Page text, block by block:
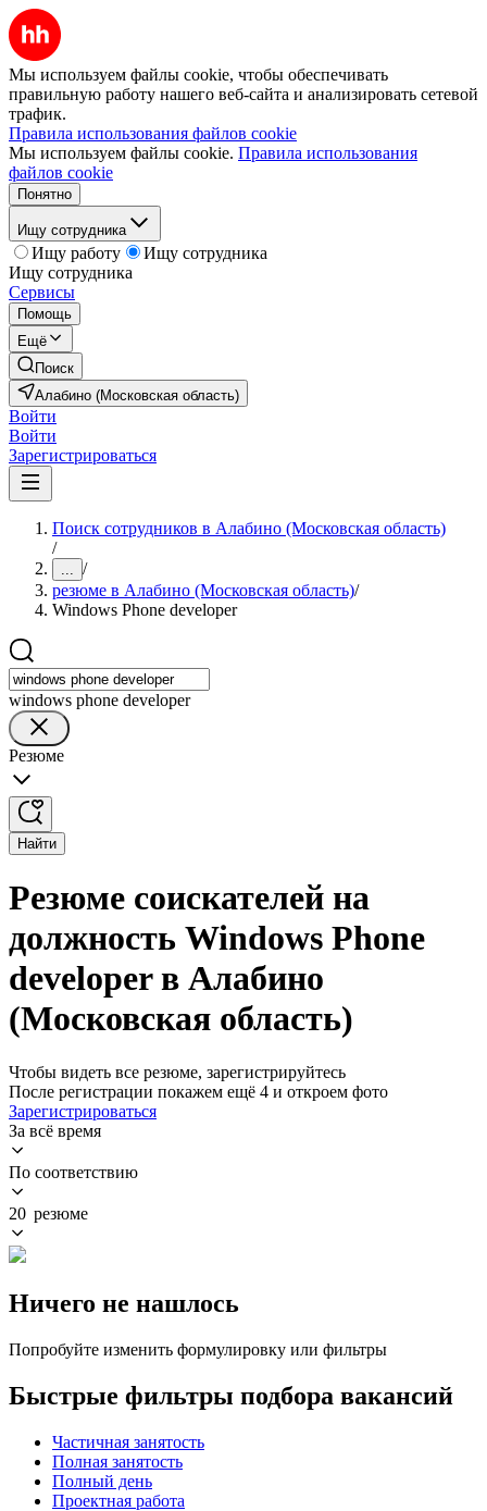
Мы используем файлы cookie, чтобы обеспечивать
правильную работу нашего веб-сайта и анализировать сетевой
трафик.
Правила использования файлов cookie
Мы используем файлы cookie. Правила использования
файлов cookie
Понятно
Ищу сотрудника
Ищу работу
Ищу сотрудника
Ищу сотрудника
Сервисы
Помощь
Ещё
Поиск
Алабино (Московская область)
Войти
Войти
Зарегистрироваться
Поиск сотрудников в Алабино (Московская область)
/
... /
резюме в Алабино (Московская область)/
Windows Phone developer
windows phone developer
Резюме
Найти
Резюме соискателей на
должность Windows Phone
developer в Алабино
(Московская область)
Чтобы видеть все резюме, зарегистрируйтесь
После регистрации покажем ещё 4 и откроем фото
Зарегистрироваться
За всё время
По соответствию
20 резюме
Ничего не нашлось
Попробуйте изменить формулировку или фильтры
Быстрые фильтры подбора вакансий
Частичная занятость
Полная занятость
Полный день
Проектная работа